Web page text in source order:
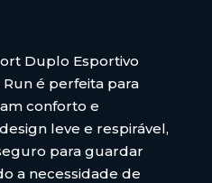
Duplo Esportivo
é perfeita para
conforto e
leve e respirável,
para guardar
a necessidade de